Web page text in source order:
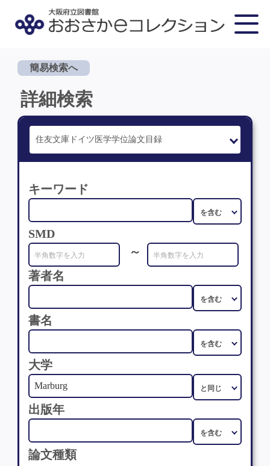
簡易検索へ
詳細検索
キーワード
SMD
～
著者名
書名
大学
出版年
論文種類